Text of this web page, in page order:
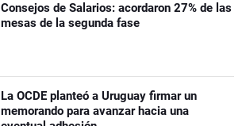
Consejos de Salarios: acordaron 27% de las
mesas de la segunda fase
La OCDE planteó a Uruguay firmar un
memorando para avanzar hacia una